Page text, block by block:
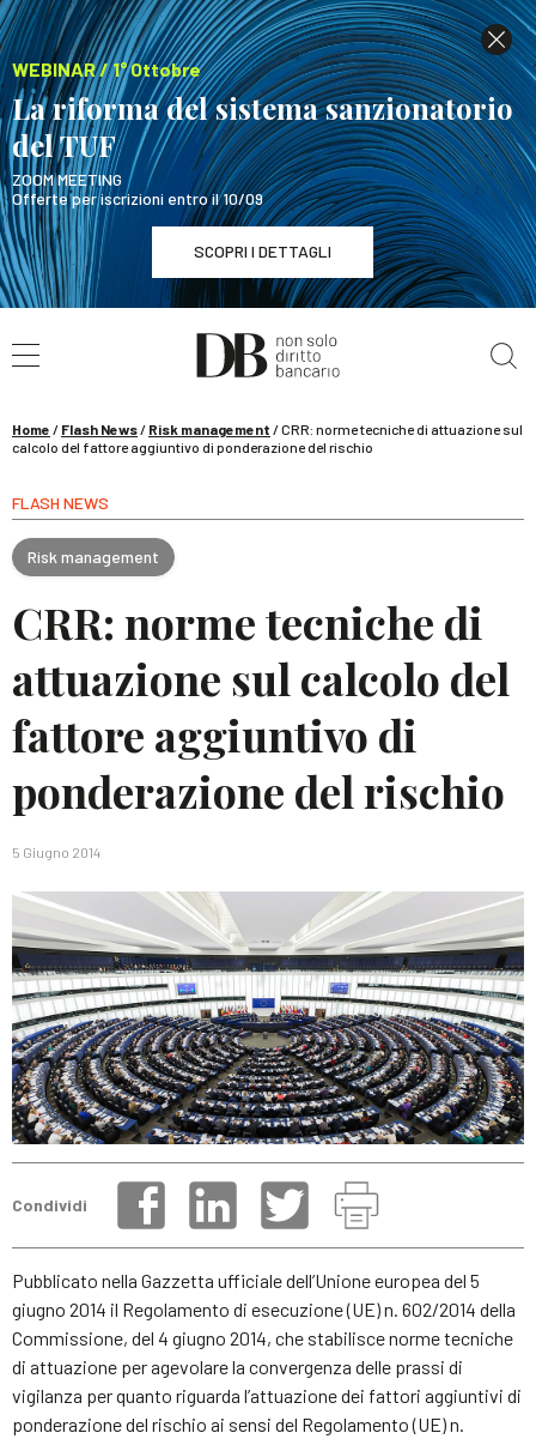
WEBINAR / 1° Ottobre
La riforma del sistema sanzionatorio
del TUF
ZOOM MEETING
Offerte per iscrizioni entro il 10/09
SCOPRI I DETTAGLI
WEBINAR / 1° Ottobre
La riforma del sistema sanzionatorio del TUF
Home / Flash News/ Risk management /CRR: norme tecniche di attuazione sul
calcolo del fattore aggiuntivo di ponderazione del rischio
FLASH NEWS
Risk management
CRR: norme tecniche di
attuazione sul calcolo del
fattore aggiuntivo di
ponderazione del rischio
5 Giugno 2014
Condividi
Pubblicato nella Gazzetta ufficiale dell’Unione europea del 5
giugno 2014 il Regolamento di esecuzione (UE) n. 602/2014 della
Commissione, del 4 giugno 2014, che stabilisce norme tecniche
di attuazione per agevolare la convergenza delle prassi di
vigilanza per quanto riguarda l’attuazione dei fattori aggiuntivi di
ponderazione del rischio ai sensi del Regolamento (UE) n.